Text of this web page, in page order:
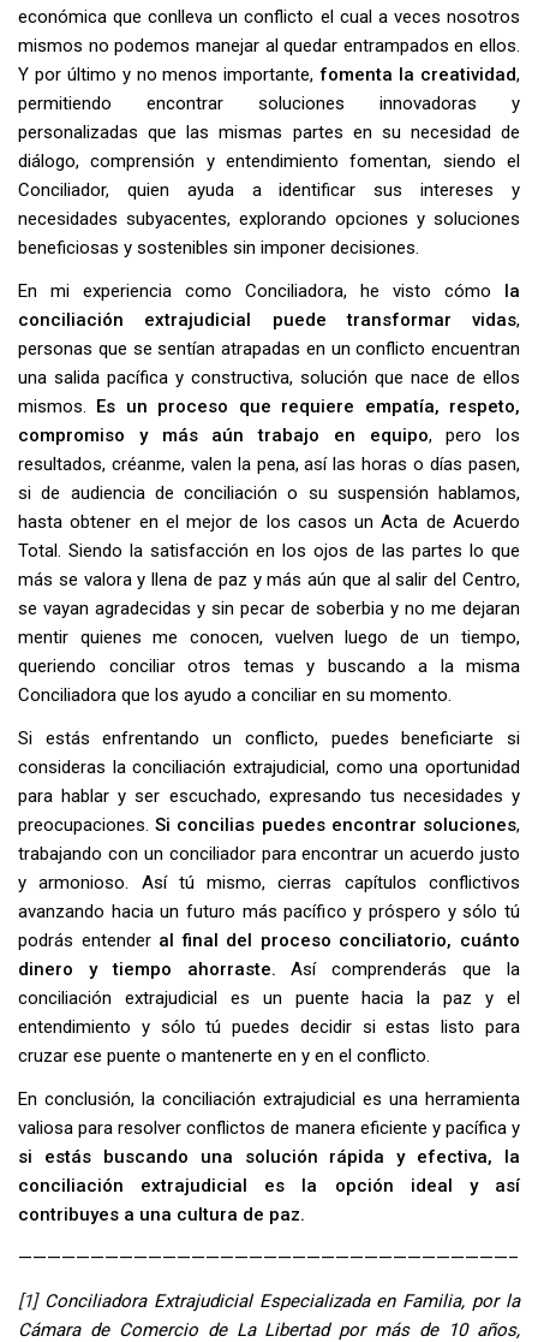
económica que conlleva un conflicto el cual a veces nosotros
mismos no podemos manejar al quedar entrampados en ellos.
Y por último y no menos importante,fomenta la creatividad,
permitiendo encontrar soluciones innovadoras y
personalizadas que las mismas partes en su necesidad de
diálogo, comprensión y entendimiento fomentan, siendo el
Conciliador, quien ayuda a identificar sus intereses y
necesidades subyacentes, explorando opciones y soluciones
beneficiosas y sostenibles sin imponer decisiones.
En mi experiencia como Conciliadora, he visto cómo la
conciliación extrajudicial puede transformar vidas,
personas que se sentían atrapadas en un conflicto encuentran
una salida pacífica y constructiva, solución que nace de ellos
mismos. Es un proceso que requiere empatía, respeto,
compromiso y más aún trabajo en equipo, pero los
resultados, créanme, valen la pena, así las horas o días pasen,
si de audiencia de conciliación o su suspensión hablamos,
hasta obtener en el mejor de los casos un Acta de Acuerdo
Total. Siendo la satisfacción en los ojos de las partes lo que
más se valora y llena de paz y más aún que al salir del Centro,
se vayan agradecidas y sin pecar de soberbia y no me dejaran
mentir quienes me conocen, vuelven luego de un tiempo,
queriendo conciliar otros temas y buscando a la misma
Conciliadora que los ayudo a conciliar en su momento.
Si estás enfrentando un conflicto, puedes beneficiarte si
consideras la conciliación extrajudicial, como una oportunidad
para hablar y ser escuchado, expresando tus necesidades y
preocupaciones.Si concilias puedes encontrar soluciones,
trabajando con un conciliador para encontrar un acuerdo justo
y armonioso. Así tú mismo, cierras capítulos conflictivos
avanzando hacia un futuro más pacífico y próspero y sólo tú
podrás entender al final del proceso conciliatorio, cuánto
dinero y tiempo ahorraste. Así comprenderás que la
conciliación extrajudicial es un puente hacia la paz y el
entendimiento y sólo tú puedes decidir si estas listo para
cruzar ese puente o mantenerte en y en el conflicto.
En conclusión, la conciliación extrajudicial es una herramienta
valiosa para resolver conflictos de manera eficiente y pacífica y
si estás buscando una solución rápida y efectiva, la
conciliación extrajudicial es la opción ideal
y así
contribuyes a una cultura de paz.
——————————————————————————————————–
[1] Conciliadora Extrajudicial Especializada en Familia, por la
Cámara de Comercio de La Libertad por más de 10 años,